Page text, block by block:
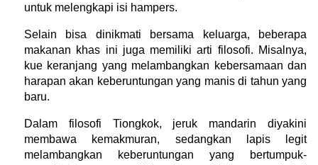
untuk melengkapi isi hampers.
Selain bisa dinikmati bersama keluarga, beberapa
makanan khas ini juga memiliki arti filosofi. Misalnya,
kue keranjang yang melambangkan kebersamaan dan
harapan akan keberuntungan yang manis di tahun yang
baru.
Dalam filosofi Tiongkok, jeruk mandarin diyakini
membawa kemakmuran, sedangkan lapis legit
melambangkan keberuntungan yang bertumpuk-